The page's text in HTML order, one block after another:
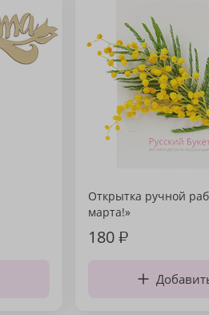
Открытка ручной
марта!»
180₽